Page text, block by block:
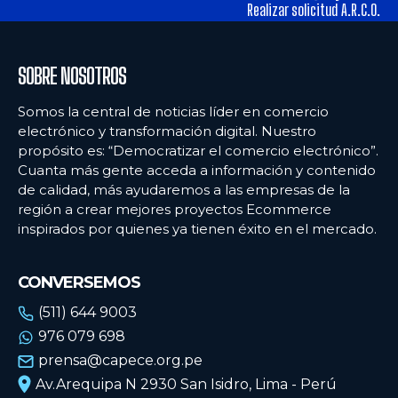
Ecommercenews
PERÚ
ARGENTINA
BOLIVIA
CHILE
ECUADOR
MÉXICO
URUGUAY
VENEZUELA
Ecommercenews
PERÚ
ARGENTINA
BOLIVIA
CHILE
ECUADOR
MÉXICO
URUGUAY
VENEZUELA
Realizar solicitud A.R.C.O.
SOBRE NOSOTROS
Somos la central de noticias líder en comercio
electrónico y transformación digital. Nuestro
propósito es: “Democratizar el comercio electrónico”.
Cuanta más gente acceda a información y contenido
de calidad, más ayudaremos a las empresas de la
región a crear mejores proyectos Ecommerce
inspirados por quienes ya tienen éxito en el mercado.
CONVERSEMOS
(511) 644 9003
976 079 698
prensa@capece.org.pe
Av.Arequipa N 2930 San Isidro, Lima - Perú